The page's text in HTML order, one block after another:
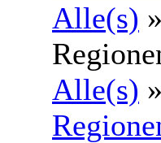
Alle(s) »
Alle(s) »